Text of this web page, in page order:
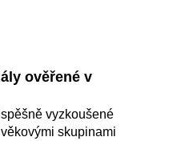
ověřené v
vyzkoušené
skupinami